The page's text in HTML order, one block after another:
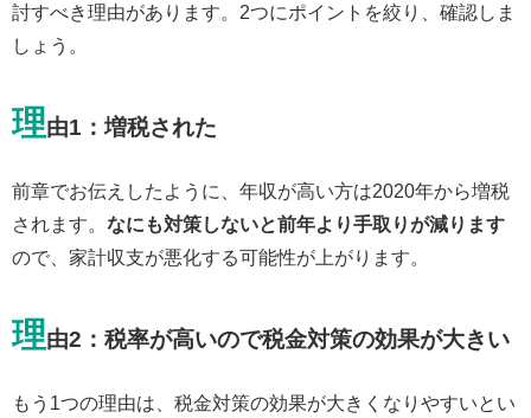
討すべき理由があります。2つにポイントを絞り、確認しま
しょう。
理由1：増税された
前章でお伝えしたように、年収が高い方は2020年から増税
されます。 なにも対策しないと前年より手取りが減ります
ので、家計収支が悪化する可能性が上がります。
理由2：税率が高いので税金対策の効果が大きい
もう1つの理由は、税金対策の効果が大きくなりやすいとい